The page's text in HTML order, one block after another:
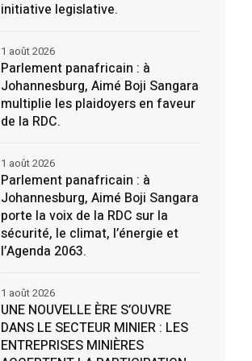
initiative legislative.
Parlement panafricain : à
Johannesburg, Aimé Boji Sangara
multiplie les plaidoyers en faveur
de la RDC.
1 août 2026
Parlement panafricain : à
Johannesburg, Aimé Boji Sangara
porte la voix de la RDC sur la
sécurité, le climat, l’énergie et
l’Agenda 2063.
1 août 2026
UNE NOUVELLE ÈRE S’OUVRE
DANS LE SECTEUR MINIER : LES
ENTREPRISES MINIÈRES
1 août 2026